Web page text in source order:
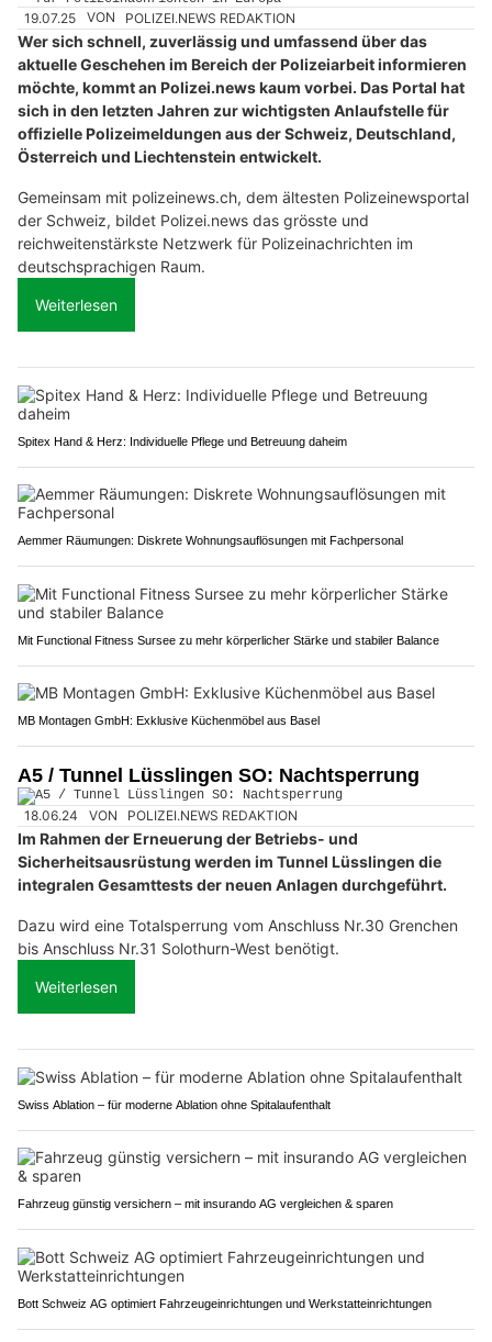
19.07.25 VON POLIZEI.NEWS REDAKTION
Wer sich schnell, zuverlässig und umfassend über das
aktuelle Geschehen im Bereich der Polizeiarbeit informieren
möchte, kommt an Polizei.news kaum vorbei. Das Portal hat
sich in den letzten Jahren zur wichtigsten Anlaufstelle für
offizielle Polizeimeldungen aus der Schweiz, Deutschland,
Österreich und Liechtenstein entwickelt.
Gemeinsam mit polizeinews.ch, dem ältesten Polizeinewsportal
der Schweiz, bildet Polizei.news das grösste und
reichweitenstärkste Netzwerk für Polizeinachrichten im
deutschsprachigen Raum.
Weiterlesen
Spitex Hand & Herz: Individuelle Pflege und Betreuung daheim
Aemmer Räumungen: Diskrete Wohnungsauflösungen mit Fachpersonal
Mit Functional Fitness Sursee zu mehr körperlicher Stärke und stabiler Balance
MB Montagen GmbH: Exklusive Küchenmöbel aus Basel
A5 / Tunnel Lüsslingen SO: Nachtsperrung
18.06.24 VON POLIZEI.NEWS REDAKTION
Im Rahmen der Erneuerung der Betriebs- und
Sicherheitsausrüstung werden im Tunnel Lüsslingen die
integralen Gesamttests der neuen Anlagen durchgeführt.
Dazu wird eine Totalsperrung vom Anschluss Nr.30 Grenchen
bis Anschluss Nr.31 Solothurn-West benötigt.
Weiterlesen
Swiss Ablation – für moderne Ablation ohne Spitalaufenthalt
Fahrzeug günstig versichern – mit insurando AG vergleichen & sparen
Bott Schweiz AG optimiert Fahrzeugeinrichtungen und Werkstatteinrichtungen